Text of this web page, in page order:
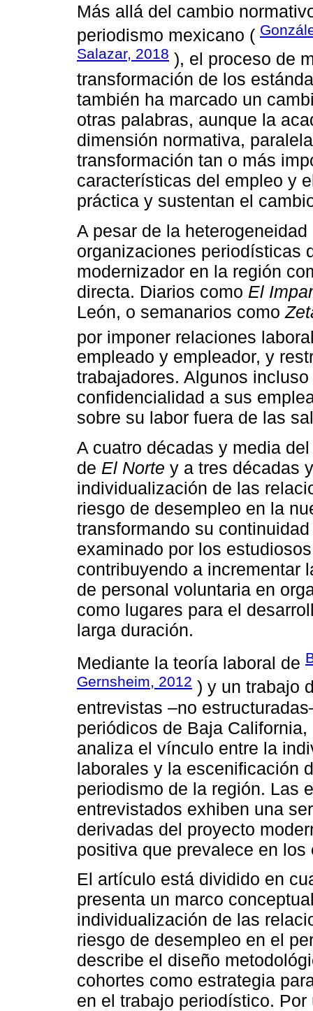
Más allá del cambio
periodismo mexicano (
Salazar, 2018 ), el proceso de
transformación de los
también ha marcado un
otras palabras, aunque la
dimensión normativa,
transformación tan o más
características del empleo y
práctica y sustentan el
A pesar de la
organizaciones periodísticas
modernizador en la región
directa. Diarios como El
León, o semanarios como
por imponer relaciones
empleado y empleador, y
trabajadores. Algunos
confidencialidad a sus
sobre su labor fuera de las
A cuatro décadas y media
de El Norte y a tres décadas
individualización de las
riesgo de desempleo en la
transformando su
examinado por los
contribuyendo a incrementar
de personal voluntaria en
como lugares para el
larga duración.
Mediante la teoría laboral de
Gernsheim, 2012 ) y un trabajo
entrevistas –no
periódicos de Baja
analiza el vínculo entre la
laborales y la escenificación
periodismo de la región. Las
entrevistados exhiben una
derivadas del proyecto
positiva que prevalece en
El artículo está dividido en
presenta un marco
individualización de las
riesgo de desempleo en el
describe el diseño
cohortes como estrategia
en el trabajo periodístico.